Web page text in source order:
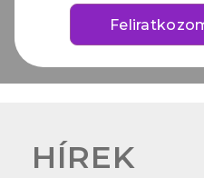
HÍREK